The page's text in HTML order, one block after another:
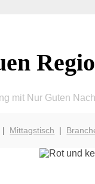
mit Nur Guten
| Mittagstisch |